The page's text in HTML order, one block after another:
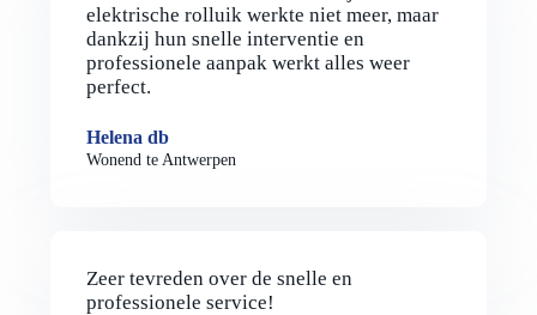
elektrische rolluik werkte niet meer, maar
dankzij hun snelle interventie en
professionele aanpak werkt alles weer
perfect.
Helena db
Wonend te Antwerpen
Zeer tevreden over de snelle en
professionele service!